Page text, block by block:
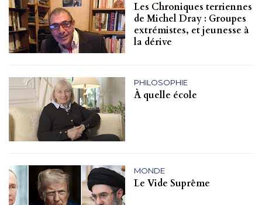
Les Chroniques terriennes
de Michel Dray : Groupes
extrémistes, et jeunesse à
la dérive
PHILOSOPHIE
À quelle école
MONDE
Le Vide Suprême